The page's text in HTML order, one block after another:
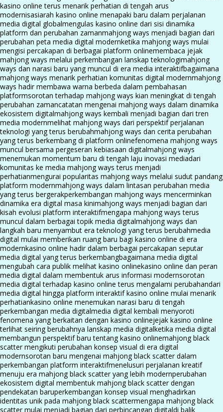
kasino online terus menarik perhatian di tengah arus
modernisasiarah kasino online menapaki baru dalam perjalanan
media digital globalmengulas kasino online dari sisi dinamika
platform dan perubahan zamanmahjong ways menjadi bagian dari
perubahan peta media digital modernketika mahjong ways mulai
mengisi percakapan di berbagai platform onlinemembaca jejak
mahjong ways melalui perkembangan lanskap teknologimahjong
ways dan narasi baru yang muncul di era media interaktifbagaimana
mahjong ways menarik perhatian komunitas digital modernmahjong
ways hadir membawa warna berbeda dalam pembahasan
platformsorotan terhadap mahjong ways kian meningkat di tengah
perubahan zamancatatan mengenai mahjong ways dalam dinamika
ekosistem digitalmahjong ways kembali menjadi bagian dari tren
media modernmelihat mahjong ways dari perspektif perjalanan
teknologi yang terus berubahmahjong ways dan cerita perubahan
yang terus berkembang di platform onlinefenomena mahjong ways
muncul bersama pergeseran kebiasaan digitalmahjong ways
menemukan momentum baru di tengah laju inovasi mediadari
komunitas ke media mahjong ways terus menjadi
perhatianmengurai popularitas mahjong ways melalui sudut pandang
platform modernmahjong ways dalam lintasan perubahan media
yang terus bergerakperkembangan mahjong ways mencerminkan
dinamika era digital masa kinimahjong ways menjadi bagian dari
kisah evolusi platform interaktifmengapa mahjong ways terus
muncul dalam berbagai topik media digitalmahjong ways dan
langkah baru menyambut era teknologi yang terus berubahmedia
digital mulai memberikan ruang baru bagi kasino online di era
modernkasino online hadir dalam berbagai percakapan seputar
media digital yang terus berkembangbagaimana media digital
mengubah cara publik melihat kasino onlinekasino online dan peran
media digital dalam membentuk arus informasi modernsorotan
media digital terhadap kasino online terus mengalami perubahandari
media digital hingga platform interaktif kasino online mulai menarik
perhatiankasino online menemukan narasi baru di tengah
perkembangan media digitalmedia digital kembali menyoroti
fenomena yang berkaitan dengan kasino onlinejejak kasino online
terlihat seiring berubahnya lanskap media digitalketika media digital
membangun perspektif baru tentang kasino onlinemahjong black
scatter mengikuti perubahan konsep visual di era digital
modernsorotan baru mengenai mahjong black scatter dalam
perkembangan platform interaktifmenelusuri perjalanan kreatif
menuju era mahjong black scatter yang lebih modernperubahan
ekosistem digital membentuk mahjong black scatter dengan
pendekatan baruperkembangan konsep visual menghadirkan
identitas unik pada mahjong black scattermengapa mahjong black
scatter mulai menjadi bagian dari perbincangan digitaldi balik